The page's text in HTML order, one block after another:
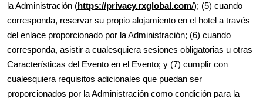
la Administración (https://privacy.rxglobal.com/); (5) cuando
corresponda, reservar su propio alojamiento en el hotel a través
del enlace proporcionado por la Administración; (6) cuando
corresponda, asistir a cualesquiera sesiones obligatorias u otras
Características del Evento en el Evento; y (7) cumplir con
cualesquiera requisitos adicionales que puedan ser
proporcionados por la Administración como condición para la